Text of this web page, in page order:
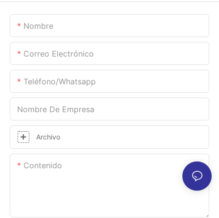
Nombre
Correo Electrónico
Teléfono/whatsapp
Nombre De Empresa
Archivo
Contenido